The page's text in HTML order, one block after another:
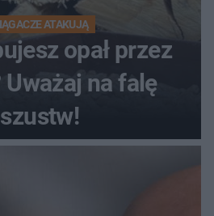
ATAKUJĄ
opał przez
na falę